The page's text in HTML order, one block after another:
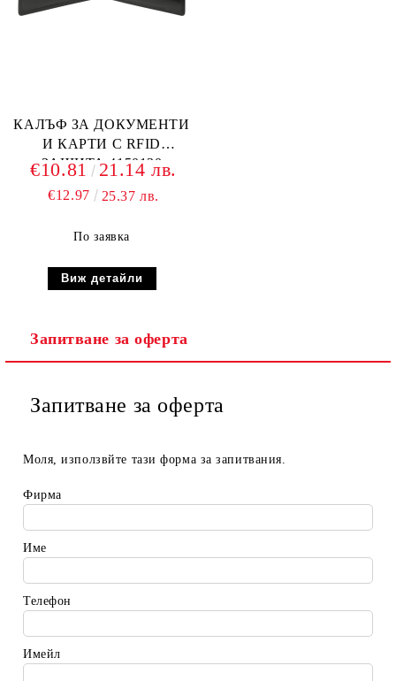
КАЛЪФ ЗА ДОКУМЕНТИ
И КАРТИ С RFID
ЗАЩИТА 4150130
€10.81 21.14 лв.
€12.97 25.37 лв.
По заявка
Виж детайли
Запитване за оферта
Запитване за оферта
Моля, използвйте тази форма за запитвания.
Фирма
Име
Телефон
Имейл